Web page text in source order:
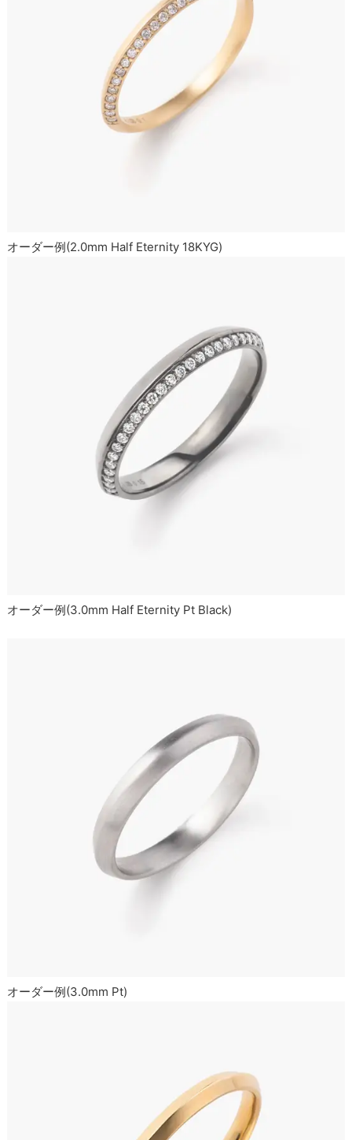
オーダー例(2.0mm Half Eternity 18KYG)
オーダー例(3.0mm Half Eternity Pt Black)
オーダー例(3.0mm Pt)